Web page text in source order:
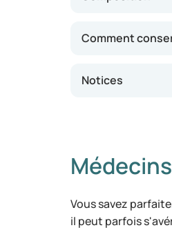
Comment
Notices
Vous savez
il peut parfois